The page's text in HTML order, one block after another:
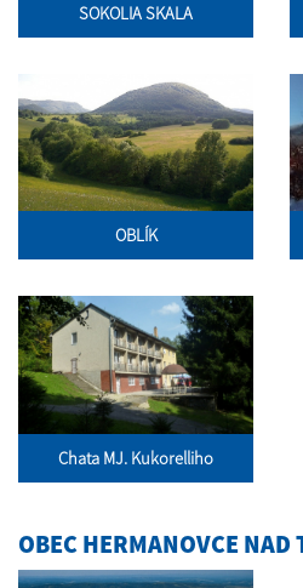
SOKOLIA SKALA
OBLÍK
Chata MJ. Kukorelliho
OBEC HERMANOVCE NAD